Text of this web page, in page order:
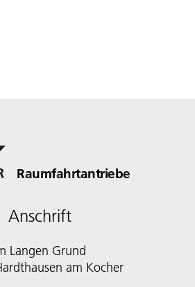
Raumfahrtantriebe
Anschrift
Langen Grund
am Kocher